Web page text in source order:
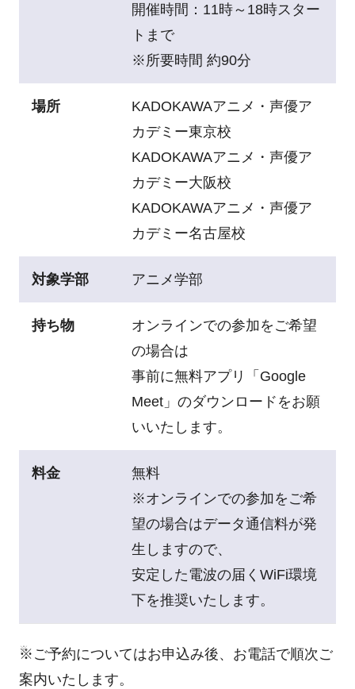
開催時間：11時～18時スター
トまで
※所要時間 約90分
場所
KADOKAWAアニメ・声優ア
カデミー東京校
KADOKAWAアニメ・声優ア
カデミー大阪校
KADOKAWAアニメ・声優ア
カデミー名古屋校
対象学部 アニメ学部
持ち物
オンラインでの参加をご希望
の場合は
事前に無料アプリ「Google
Meet」のダウンロードをお願
いいたします。
料金
無料
※オンラインでの参加をご希
望の場合はデータ通信料が発
生しますので、
安定した電波の届くWiFi環境
下を推奨いたします。
※ご予約についてはお申込み後、お電話で順次ご
案内いたします。